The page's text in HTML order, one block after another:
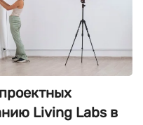
Living Labs в